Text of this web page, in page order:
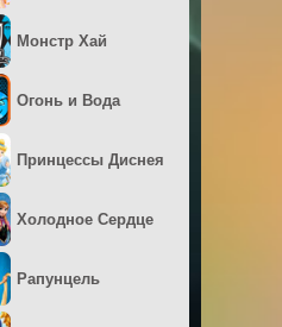
Монстр Хай
Огонь и Вода
Принцессы Диснея
Холодное Сердце
Рапунцель